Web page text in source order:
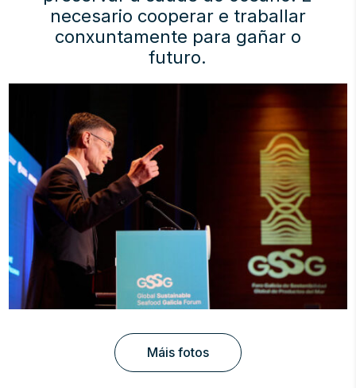
necesario cooperar e traballar
conxuntamente para gañar o
futuro.
Máis fotos